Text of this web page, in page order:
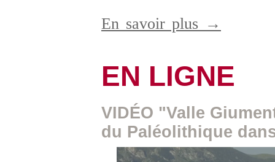
En savoir plus →
EN LIGNE
VIDÉO "Valle
du Paléolithique